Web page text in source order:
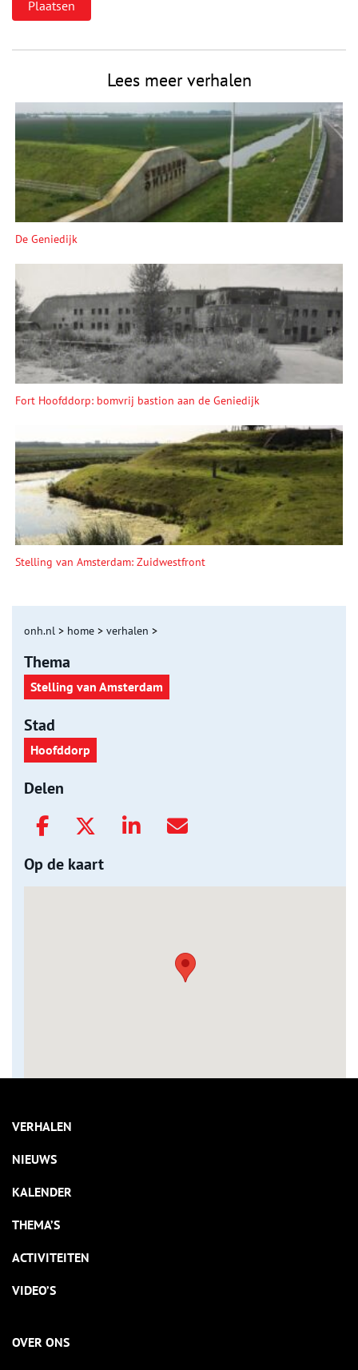
Lees meer verhalen
De Geniedijk
Fort Hoofddorp: bomvrij bastion aan de Geniedijk
Stelling van Amsterdam: Zuidwestfront
onh.nl > home > verhalen >
Thema
Stelling van Amsterdam
Stad
Hoofddorp
Delen
Op de kaart
VERHALEN
NIEUWS
KALENDER
THEMA’S
ACTIVITEITEN
VIDEO’S
OVER ONS